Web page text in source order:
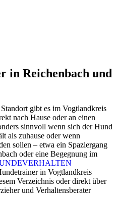
in Reichenbach und
gibt es im Vogtlandkreis
nach Hause oder an einen
sinnvoll wenn sich der Hund
als zuhause oder wenn
sollen – etwa ein Spaziergang
oder eine Begegnung im
in Vogtlandkreis
Verzeichnis oder direkt über
und Verhaltensberater